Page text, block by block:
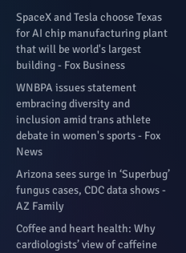
SpaceX and Tesla choose Texas
for AI chip manufacturing plant
that will be world's largest
building - Fox Business
WNBPA issues statement
embracing diversity and
inclusion amid trans athlete
debate in women's sports - Fox
News
Arizona sees surge in ‘Superbug’
fungus cases, CDC data shows -
AZ Family
Coffee and heart health: Why
cardiologists’ view of caffeine